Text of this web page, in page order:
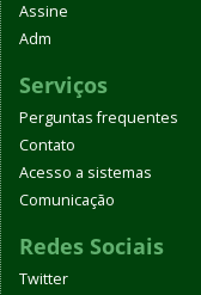
Assine
Adm
Serviços
Perguntas frequentes
Contato
Acesso a sistemas
Comunicação
Redes Sociais
Twitter